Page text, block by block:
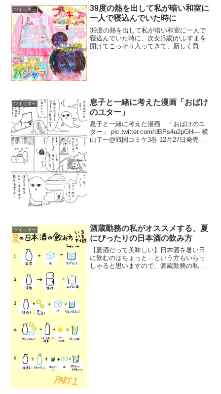
た…頭がどうにかなりそうだった… た
だ、おれの目の前には...
ツイッター
39度の熱を出して私が暗い和室に
一人で寝込んでいた時に
39度の熱を出して私が暗い和室に一人で
寝込んでいた時に、次女(5歳)がふすまを
開けてこっそり入ってきて、新しく買っ
ツイッター
息子と一緒に考えた漫画「おばけ
のユター」
息子と一緒に考えた漫画 「おばけのユ
ター」 pic.twitter.com/dBPs4u2pGH— 横
山了一@戦国コミケ3巻 12月27日発売
ツイッター
酒蔵勤務の私がオススメする、夏
にぴったりの日本酒の飲み方
【夏酒だって美味しい】日本酒を暑い日
に飲むのはちょっと…という方もいらっ
しゃると思いますので、酒蔵勤務の私が